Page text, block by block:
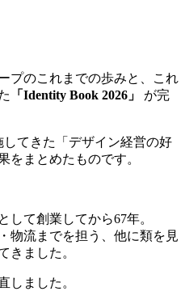
プのこれまでの歩みと、これ
「Identity Book 2026」
が完
てきた「デザイン経営の好
をまとめたものです。
して創業してから67年。
物流までを担う、他に類を見
きました。
しました。